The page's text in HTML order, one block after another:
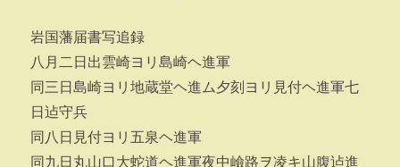
岩国藩届書写追録
八月二日出雲崎ヨリ島崎ヘ進軍
同三日島崎ヨリ地蔵堂ヘ進ム夕刻ヨリ見付ヘ進軍七
日迠守兵
同八日見付ヨリ五泉ヘ進軍
同九日丸山口大蛇道ヘ進軍夜中嶮路ヲ凌キ山腹迠進